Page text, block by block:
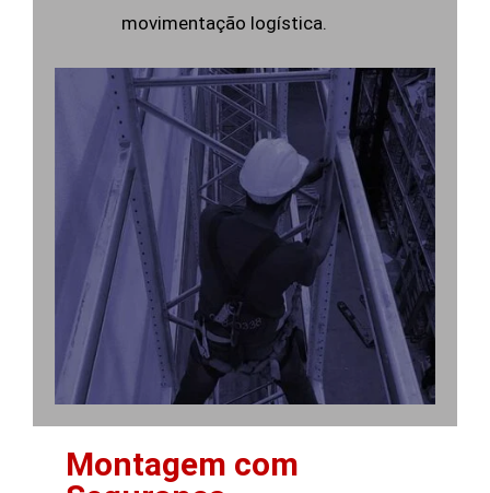
movimentação logística.
Montagem com